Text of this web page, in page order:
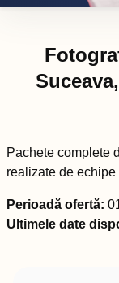
Pachete complete
realizate de
Perioadă ofertă:
Ultimele date